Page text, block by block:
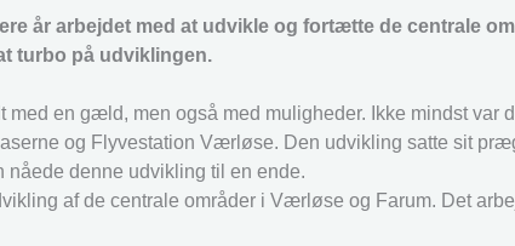
år arbejdet med at udvikle og fortætte de centrale
turbo på udviklingen.
med en gæld, men også med muligheder. Ikke mindst var
og Flyvestation Værløse. Den udvikling satte sit
nåede denne udvikling til en ende.
af de centrale områder i Værløse og Farum. Det